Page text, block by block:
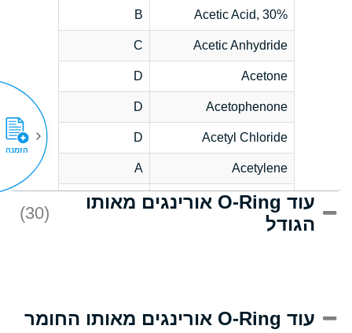
Acetic Acid, 30%
B
Acetic Anhydride
C
Acetone
D
Acetophenone
D
Acetyl Chloride
D
Acetylene
A
Acrlylonitrile
D
Adipic Acid
(Aqueous)
עוד O-Ring אורינגים מאותו
הגודל
(30)
עוד O-Ring אורינגים מאותו החומר
הזמנה